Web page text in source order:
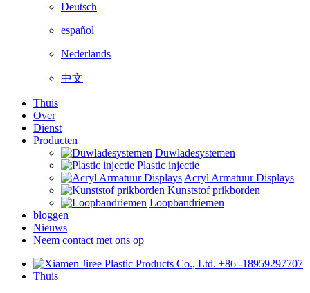
Deutsch
español
Nederlands
中文
Thuis
Over
Dienst
Producten
Duwladesystemen
Plastic injectie
Acryl Armatuur Displays
Kunststof prikborden
Loopbandriemen
bloggen
Nieuws
Neem contact met ons op
+86 -18959297707
Thuis